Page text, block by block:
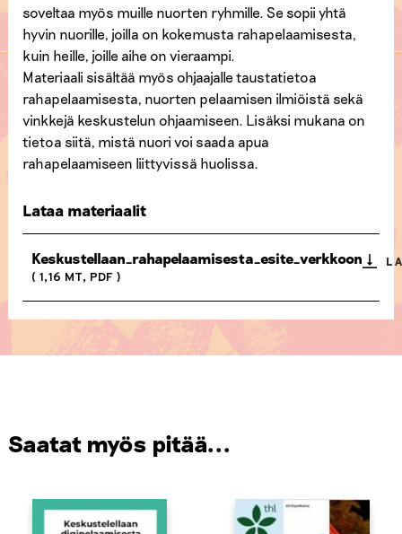
soveltaa myös muille nuorten ryhmille. Se sopii yhtä
hyvin nuorille, joilla on kokemusta rahapelaamisesta,
kuin heille, joille aihe on vieraampi.
Materiaali sisältää myös ohjaajalle taustatietoa
rahapelaamisesta, nuorten pelaamisen ilmiöistä sekä
vinkkejä keskustelun ohjaamiseen. Lisäksi mukana on
tietoa siitä, mistä nuori voi saada apua
rahapelaamiseen liittyvissä huolissa.
Lataa materiaalit
Keskustellaan_rahapelaamisesta_esite_verkkoon
( 1,16 MT, PDF )
Saatat myös pitää...